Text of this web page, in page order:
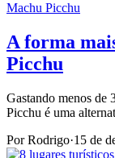
Machu Picchu
A forma
Picchu
Gastando menos de
Picchu é uma
Por Rodrigo·15 de